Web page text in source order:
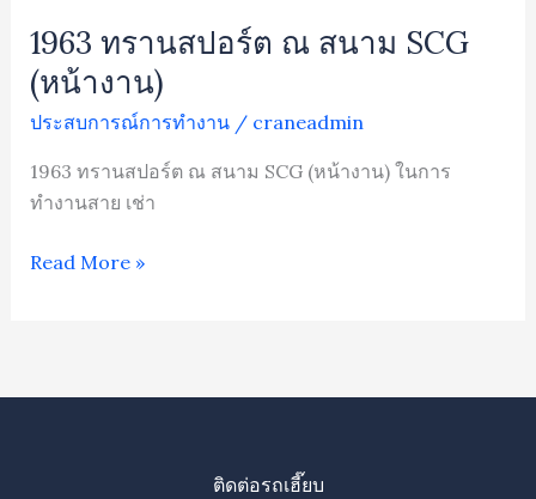
1963 ทรานสปอร์ต ณ สนาม SCG
(หน้างาน)
ประสบการณ์การทำงาน/ craneadmin
1963 ทรานสปอร์ต ณ สนาม SCG (หน้างาน) ในการ
ทำงานสาย เช่า
SCG
(หน้า
งาน)
Read More »
ติดต่อรถเฮี๊ยบ